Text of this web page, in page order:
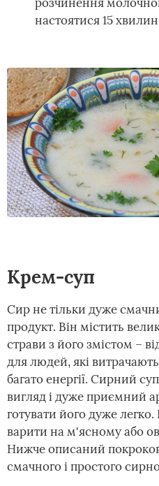
настоятися 15
Крем-суп
Сир не тільки дуже
продукт. Він містить
страви з його змістом –
для людей, які
багато енергії. Сирний
вигляд і дуже приємний
готувати його дуже
варити на м'ясному або
Нижче описаний
смачного і простого